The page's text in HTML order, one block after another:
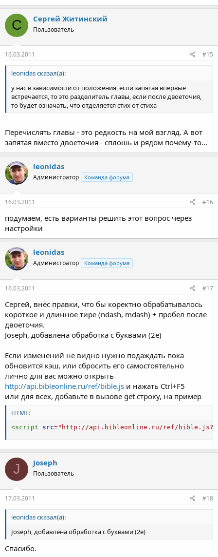
С Сергей Житинский
Пользователь
16.03.2011 #15
leonidas сказал(а):
у нас в зависимости от положения, если запятая впервые
встречается, то это разделитель главы, если после двоеточия,
то будет означать, что отделяется стих от стиха
Перечислять главы - это редкость на мой взгляд. А вот
запятая вместо двоеточия - сплошь и рядом почему-то...
leonidas
Администратор Команда форума
16.03.2011 #16
подумаем, есть варианты решить этот вопрос через
настройки
leonidas
Администратор Команда форума
16.03.2011 #17
Сергей, внёс правки, что бы коректно обрабатывалось
короткое и длинное тире (ndash, mdash) + пробел после
двоеточия.
Joseph, добавлена обработка с буквами (2е)
Если изменений не видно нужно подаждать пока
обновится кэш, или сбросить его самостоятельно
лично для вас можно открыть
http://api.bibleonline.ru/ref/bible.js и нажать Ctrl+F5
или для всех, добавьте в вызове get строку, на пример
HTML:
<script src=" http://api.bibleonline.ru/ref/
J Joseph
Пользователь
17.03.2011 #18
leonidas сказал(а):
Joseph, добавлена обработка с буквами (2е)
Спасибо.